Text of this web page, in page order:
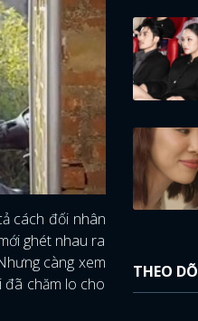
cách đối nhân
ghét nhau ra
càng xem
đã chăm lo cho
THEO